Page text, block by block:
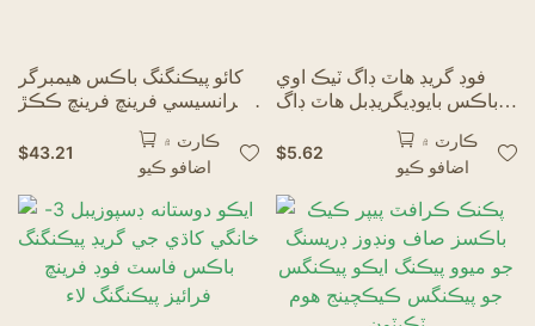
کائو پيڪنگنگ باڪس هيمبرگر
فرانسيسي فرينچ فرينچ ڪڪڙ
نگگس کي فرائيڊ ڪڪڙ جا دٻا
$43.21
ڪارٽ ۾
اضافو ڪيو
فوڊ گريڊ هاٽ ڊاگ ٽيڪ اوي
باڪس بايوڊيگريڊبل هاٽ ڊاگ
باڪس پيڪنگنگ
$5.62
ڪارٽ ۾
اضافو ڪيو